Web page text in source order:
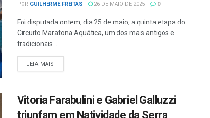
POR GUILHERME FREITAS 26 DE MAIO DE 2025 0
Foi disputada ontem, dia 25 de maio, a quinta etapa do
Circuito Maratona Aquática, um dos mais antigos e
tradicionais ...
LEIA MAIS
Vitoria Farabulini e Gabriel Galluzzi
triunfam em Natividade da Serra